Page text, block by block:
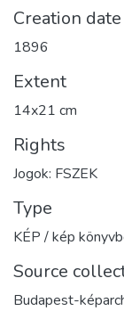
Creation date
1896
Extent
14x21 cm
Rights
Jogok: FSZEK
Type
KÉP / kép
Source
Budapest-